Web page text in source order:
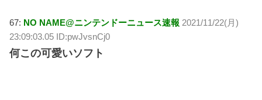
67: NO NAME@ニンテンドーニュース速報 2021/11/22(月)
23:09:03.05 ID:pwJvsnCj0
何この可愛いソフト